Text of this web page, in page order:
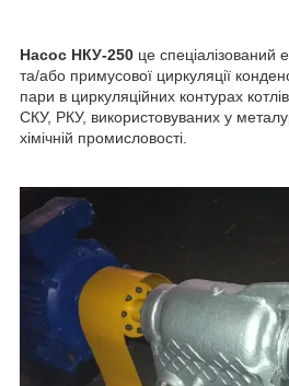
Насос НКУ-250 це спеціалізований
та/або примусової циркуляції
пари в циркуляційних контурах
СКУ, РКУ, використовуваних у
хімічній промисловості.